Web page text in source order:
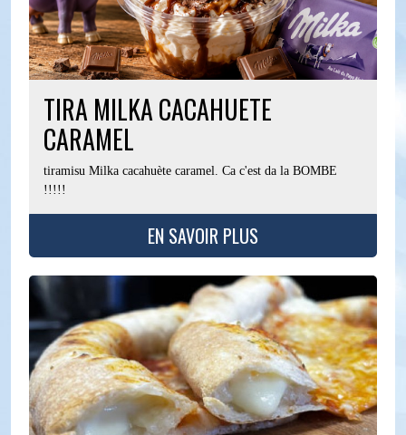
TIRA MILKA CACAHUETE
CARAMEL
tiramisu Milka cacahuète caramel. Ca c'est da la BOMBE
!!!!!
EN SAVOIR PLUS